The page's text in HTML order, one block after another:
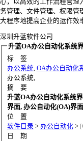
务管理、文件管理、权限管
大程序地提高企业的运作效
深圳升蓝软件公司
升蓝OA办公自动化系统
标 签
办公系统, OA办公自动化
办公系统,
摘 要
升蓝OA办公自动化系统
界面, 办公自动化(OA)界
位 置
软件目录 > 办公自动化 > [
日 期